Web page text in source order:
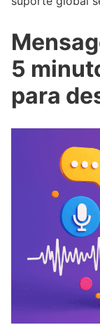
5
para